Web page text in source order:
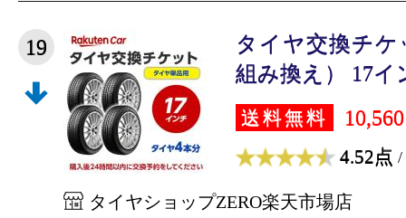
19
タイヤ交換チ
組み換え） 17イ
送料無料
4.52点 /
タイヤショップZERO楽天市場店